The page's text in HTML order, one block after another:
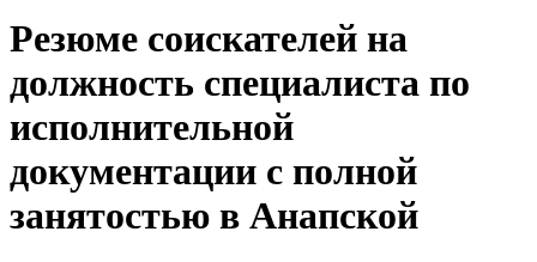
Резюме соискателей на
должность специалиста по
исполнительной
документации с полной
занятостью в Анапской